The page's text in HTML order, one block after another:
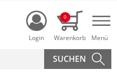
Login
0